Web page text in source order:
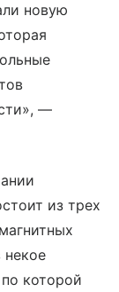
новую
—
из трех
которой